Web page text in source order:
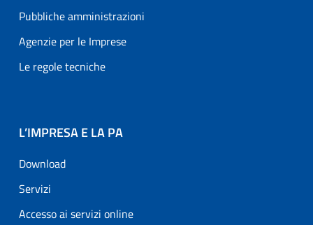
Pubbliche amministrazioni
Agenzie per le Imprese
Le regole tecniche
L’IMPRESA E LA PA
Download
Servizi
Accesso ai servizi online